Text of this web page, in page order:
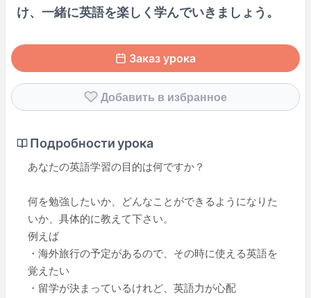
け、一緒に英語を楽しく学んでいきましょう。
Заказ урока
Добавить в избранное
Подробности урока
あなたの英語学習の目的は何ですか？
何を勉強したいか、どんなことができるようになりた
いか、具体的に教えて下さい。
例えば
・海外旅行の予定があるので、その時に使える英語を
覚えたい
・留学が決まっているけれど、英語力が心配